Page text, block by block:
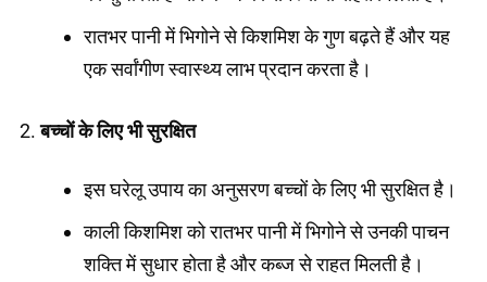
रातभर पानी में भिगोने से किशमिश के गुण बढ़ते हैं और यह
एक सर्वांगीण स्वास्थ्य लाभ प्रदान करता है।
2.बच्चों के लिए भी सुरक्षित
इस घरेलू उपाय का अनुसरण बच्चों के लिए भी सुरक्षित है।
काली किशमिश को रातभर पानी में भिगोने से उनकी पाचन
शक्ति में सुधार होता है और कब्ज से राहत मिलती है।